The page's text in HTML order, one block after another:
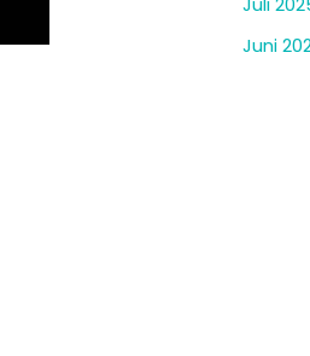
Juni